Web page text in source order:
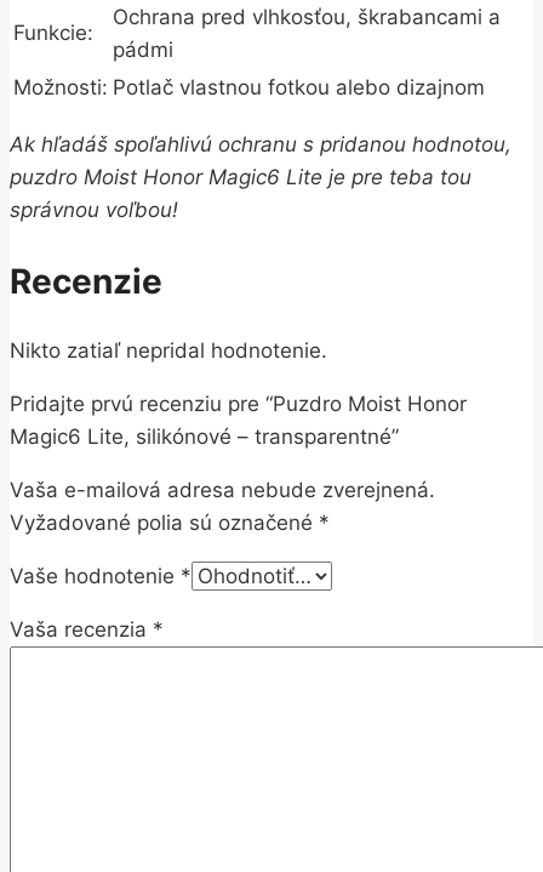
Funkcie:
Ochrana pred vlhkosťou, škrabancami a
pádmi
Možnosti: Potlač vlastnou fotkou alebo dizajnom
Ak hľadáš spoľahlivú ochranu s pridanou hodnotou,
puzdro Moist Honor Magic6 Lite je pre teba tou
správnou voľbou!
Recenzie
Nikto zatiaľ nepridal hodnotenie.
Pridajte prvú recenziu pre “Puzdro Moist Honor
Magic6 Lite, silikónové – transparentné”
Vaša e-mailová adresa nebude zverejnená.
Vyžadované polia sú označené *
Vaše hodnotenie *
Vaša recenzia *